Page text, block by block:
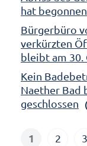
hat begonnen
Bürgerbüro
verkürzten
bleibt am 30.
Kein
Naether Bad
geschlossen
1 2 3